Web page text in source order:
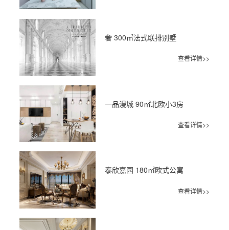
奢 300㎡法式联排别墅
查看详情>>
一品漫城 90㎡北欧小3房
查看详情>>
泰欣嘉园 180㎡欧式公寓
查看详情>>